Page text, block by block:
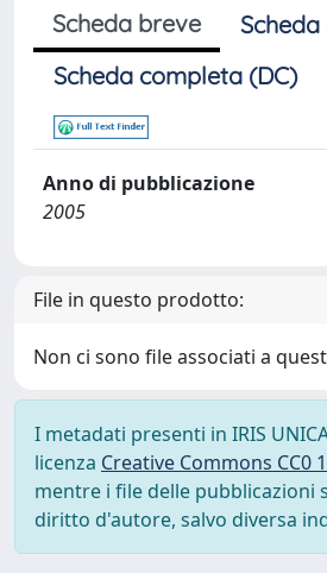
Scheda breve
Scheda completa (DC)
Anno di pubblicazione
2005
File in questo prodotto:
Non ci sono file associati a
I metadati presenti in IRIS
licenza Creative Commons CC0
mentre i file delle pubblicazioni
diritto d'autore, salvo diversa